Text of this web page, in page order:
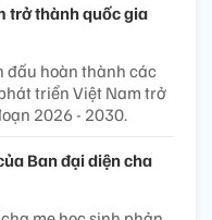
trở thành quốc gia
đấu hoàn thành các
triển Việt Nam trở
2026 - 2030.
Ban đại diện cha